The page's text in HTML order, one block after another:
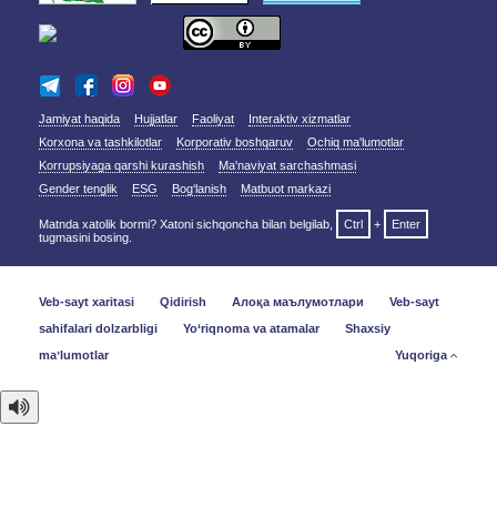
Jamiyat haqida Hujjatlar Faoliyat
Interaktiv xizmatlar
Korxona va tashkilotlar
Korporativ boshqaruv
Ochiq ma'lumotlar
Korrupsiyaga qarshi kurashish
Ma'naviyat sarchashmasi
Gender tenglik
ESG Bog‘lanish Matbuot markazi
Matnda xatolik bormi? Xatoni sichqoncha bilan belgilab, Ctrl +
Enter
tugmasini bosing.
Veb-sayt xaritasi Qidirish Алоқа маълумотлари
Veb-sayt
sahifalari dolzarbligi
Yo‘riqnoma va atamalar
Shaxsiy
maʼlumotlar
Yuqoriga